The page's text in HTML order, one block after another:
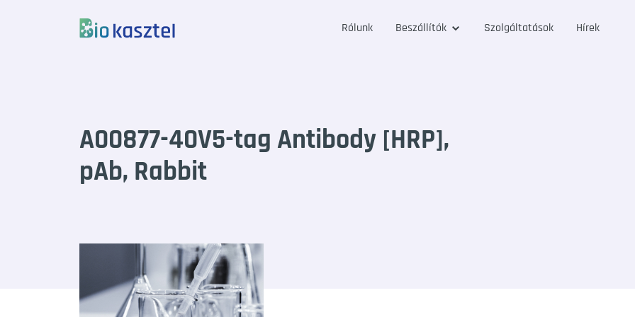
Rólunk Beszállítók Szolgáltatások Hírek
A00877-40V5-tag Antibody [HRP],
pAb, Rabbit